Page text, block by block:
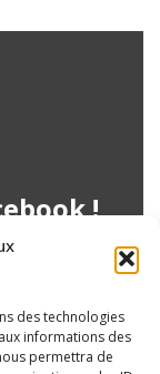
des technologies
informations des
permettra de
!